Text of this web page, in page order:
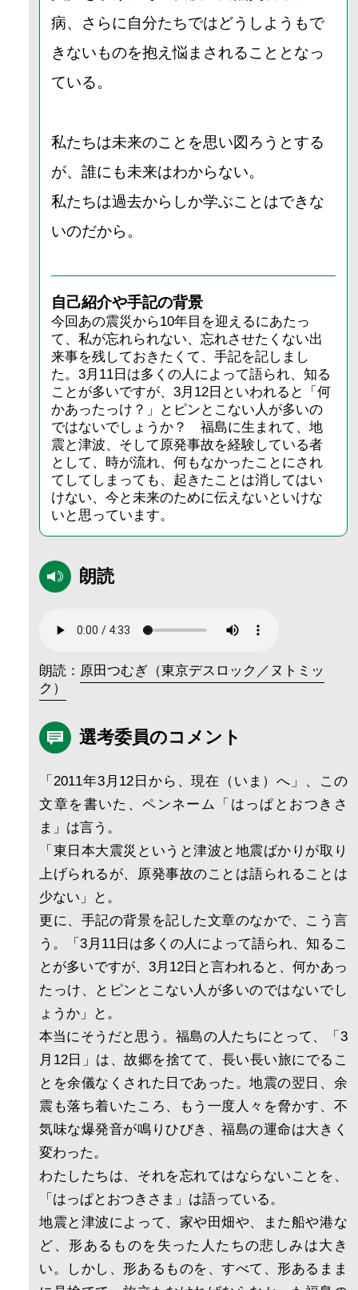
病、さらに自分たちではどうしようもで
きないものを抱え悩まされることとなっ
ている。
私たちは未来のことを思い図ろうとする
が、誰にも未来はわからない。
私たちは過去からしか学ぶことはできな
いのだから。
自己紹介や手記の背景
今回あの震災から10年目を迎えるにあたっ
て、私が忘れられない、忘れさせたくない出
来事を残しておきたくて、手記を記しまし
た。3月11日は多くの人によって語られ、知る
ことが多いですが、3月12日といわれると「何
かあったっけ？」とピンとこない人が多いの
ではないでしょうか？ 福島に生まれて、地
震と津波、そして原発事故を経験している者
として、時が流れ、何もなかったことにされ
てしてしまっても、起きたことは消してはい
けない、今と未来のために伝えないといけな
いと思っています。
朗読
朗読： 原田つむぎ（東京デスロック／ヌトミッ
ク）
選考委員のコメント
「2011年3月12日から、現在（いま）へ」、この
文章を書いた、ペンネーム「はっぱとおつきさ
ま」は言う。
「東日本大震災というと津波と地震ばかりが取り
上げられるが、原発事故のことは語られることは
少ない」と。
更に、手記の背景を記した文章のなかで、こう言
う。「3月11日は多くの人によって語られ、知るこ
とが多いですが、3月12日と言われると、何かあっ
たっけ、とピンとこない人が多いのではないでし
ょうか」と。
本当にそうだと思う。福島の人たちにとって、「3
月12日」は、故郷を捨てて、長い長い旅にでるこ
とを余儀なくされた日であった。地震の翌日、余
震も落ち着いたころ、もう一度人々を脅かす、不
気味な爆発音が鳴りひびき、福島の運命は大きく
変わった。
わたしたちは、それを忘れてはならないことを、
「はっぱとおつきさま」は語っている。
地震と津波によって、家や田畑や、また船や港な
ど、形あるものを失った人たちの悲しみは大き
い。しかし、形あるものを、すべて、形あるまま